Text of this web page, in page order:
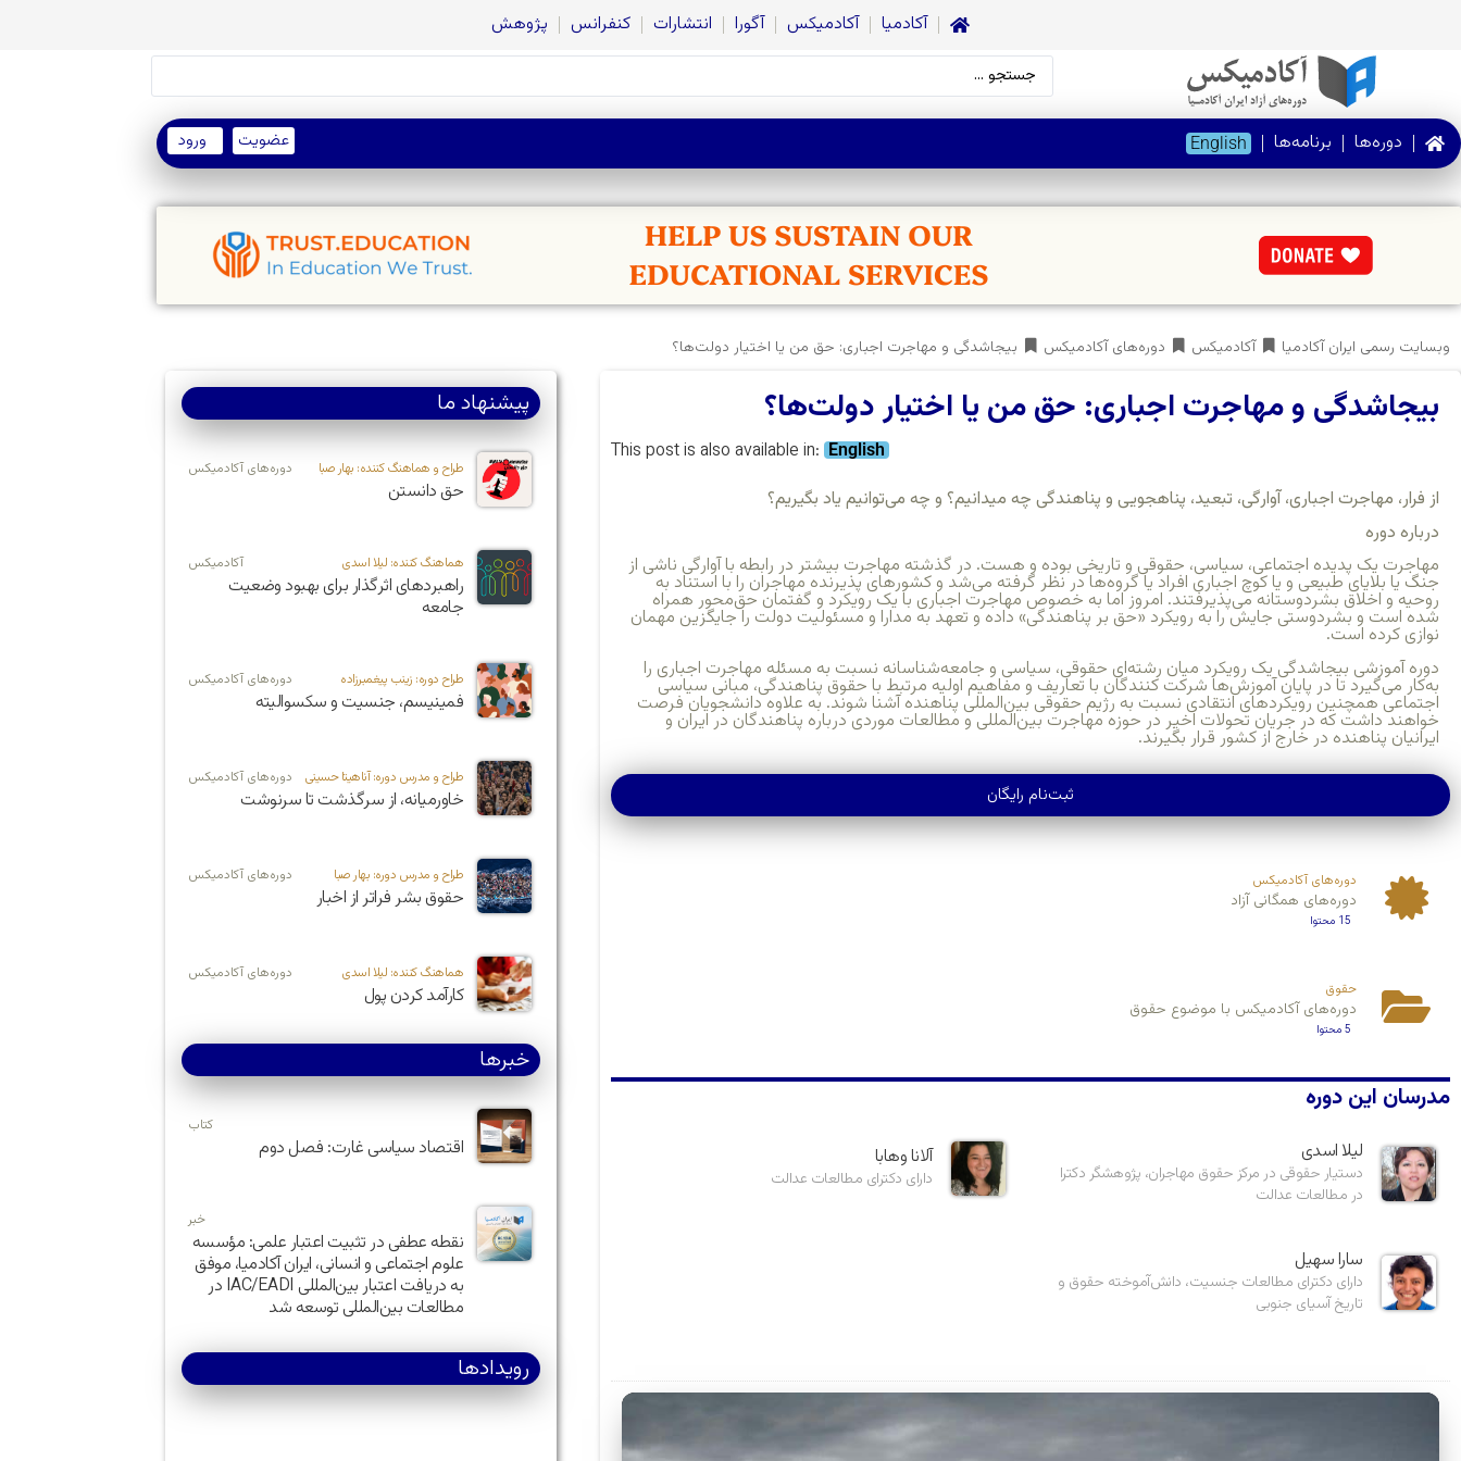
آکادمیا آکادمیکس آگورا انتشارات کنفرانس پژوهش
دوره‌ها برنامه‌ها English ورود عضویت
وبسایت رسمی ایران آکادمیا آکادمیکس دوره‌های آکادمیکس بیجاشدگی و مهاجرت اجباری: حق من یا اختیار دولت‌ها؟
بیجاشدگی و مهاجرت اجباری: حق من یا اختیار دولت‌ها؟
This post is also available in: English
از فرار، مهاجرت اجباری، آوارگی، تبعید، پناهجویی و پناهندگی چه میدانیم؟ و چه می‌توانیم یاد بگیریم؟
درباره دوره
مهاجرت یک پدیده اجتماعی، سیاسی، حقوقی و تاریخی بوده و هست. در گذشته مهاجرت بیشتر در رابطه با آوارگی ناشی از
جنگ یا بلایای طبیعی و یا کوچ اجباری افراد یا گروه‌ها در نظر گرفته می‌شد و کشورهای پذیرنده مهاجران را با استناد به
روحیه و اخلاق بشردوستانه می‌‌پذیرفتند. امروز اما به خصوص مهاجرت اجباری با یک رویکرد و گفتمان حق‌محور همراه
شده است و بشردوستی جایش را به رویکرد «حق بر پناهندگی» داده و تعهد به مدارا و مسئولیت دولت را جایگزین مهمان
نوازی کرده است.
دوره آموزشی بیجاشدگی یک رویکرد میان رشته‌ای حقوقی، سیاسی و جامعه‌شناسانه نسبت به مسئله مهاجرت اجباری را
به‌کار می‌گیرد تا در پایان آموزش‌ها شرکت کنندگان با تعاریف و مفاهیم اولیه مرتبط با حقوق پناهندگی، مبانی سیاسی
اجتماعی همچنین رویکردهای انتقادی نسبت به رژیم حقوقی بین‌المللی پناهنده آشنا شوند. به علاوه دانشجویان فرصت
خواهند داشت که در جریان تحولات اخیر در حوزه مهاجرت بین‌المللی و مطالعات موردی درباره پناهندگان در ایران و
ایرانیان پناهنده در خارج از کشور قرار بگیرند.
ثبت‌نام رایگان
دوره‌های آکادمیکس
دوره‌های همگانی آزاد
15 محتوا
حقوق
دوره‌های آکادمیکس با موضوع حقوق
5 محتوا
مدرسان این دوره
لیلا اسدی
دستیار حقوقی در مرکز حقوق مهاجران، پژوهشگر دکترا
در مطالعات عدالت
آلانا وهابا
دارای دکترای مطالعات عدالت
سارا سهیل
دارای دکترای مطالعات جنسیت، دانش‌آموخته حقوق و
تاریخ آسیای جنوبی
پیشنهاد ما
طراح و هماهنگ کننده: بهار صبا دوره‌های آکادمیکس
حق دانستن
هماهنگ کننده: لیلا اسدی آکادمیکس
راهبردهای اثرگذار برای بهبود وضعیت
جامعه
طراح دوره:‌ زینب پیغمبرزاده دوره‌های آکادمیکس
فمینیسم، جنسیت و سکسوالیته
طراح و مدرس دوره: آناهیتا حسینی دوره‌های آکادمیکس
خاورمیانه، از سرگذشت تا سرنوشت
طراح و مدرس دوره: بهار صبا دوره‌های آکادمیکس
حقوق بشر فراتر از اخبار
هماهنگ کننده: لیلا اسدی دوره‌های آکادمیکس
کارآمد کردن پول
خبرها
کتاب
اقتصاد سیاسی غارت: فصل دوم
خبر
نقطه عطفی در تثبیت اعتبار علمی: مؤسسه
علوم اجتماعی و انسانی، ایران آکادمیا، موفق
به دریافت اعتبار بین‌المللی IAC/EADI در
مطالعات بین‌المللی توسعه شد
رویدادها